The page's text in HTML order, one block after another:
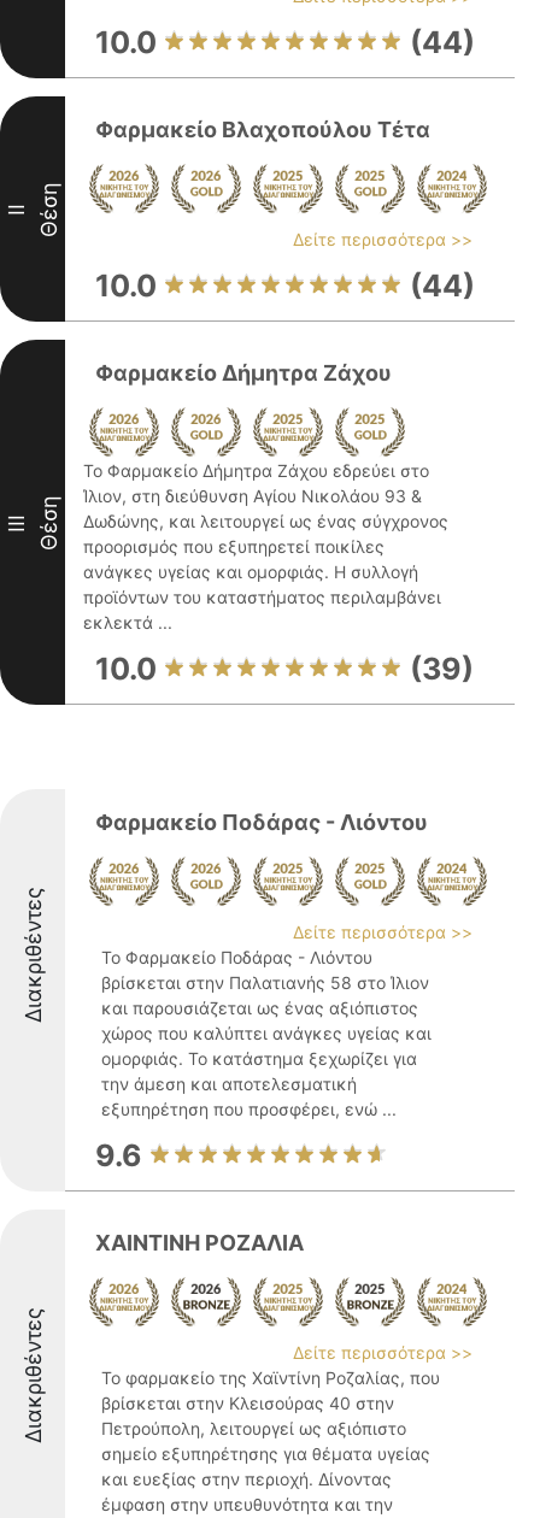
10.0 (44)
II Θέση
Φαρμακείο Βλαχοπούλου Τέτα
Δείτε περισσότερα >>
10.0 (44)
III Θέση
Φαρμακείο Δήμητρα Ζάχου
Το Φαρμακείο Δήμητρα Ζάχου εδρεύει στο
Ίλιον, στη διεύθυνση Αγίου Νικολάου 93 &
Δωδώνης, και λειτουργεί ως ένας σύγχρονος
προορισμός που εξυπηρετεί ποικίλες
ανάγκες υγείας και ομορφιάς. Η συλλογή
προϊόντων του καταστήματος περιλαμβάνει
εκλεκτά ...
10.0 (39)
Διακριθέντες
Φαρμακείο Ποδάρας - Λιόντου
Δείτε περισσότερα >>
Το Φαρμακείο Ποδάρας - Λιόντου
βρίσκεται στην Παλατιανής 58 στο Ίλιον
και παρουσιάζεται ως ένας αξιόπιστος
χώρος που καλύπτει ανάγκες υγείας και
ομορφιάς. Το κατάστημα ξεχωρίζει για
την άμεση και αποτελεσματική
εξυπηρέτηση που προσφέρει, ενώ ...
9.6
Διακριθέντες
ΧΑΙΝΤΙΝΗ ΡΟΖΑΛΙΑ
Δείτε περισσότερα >>
Το φαρμακείο της Χαϊντίνη Ροζαλίας, που
βρίσκεται στην Κλεισούρας 40 στην
Πετρούπολη, λειτουργεί ως αξιόπιστο
σημείο εξυπηρέτησης για θέματα υγείας
και ευεξίας στην περιοχή. Δίνοντας
έμφαση στην υπευθυνότητα και την